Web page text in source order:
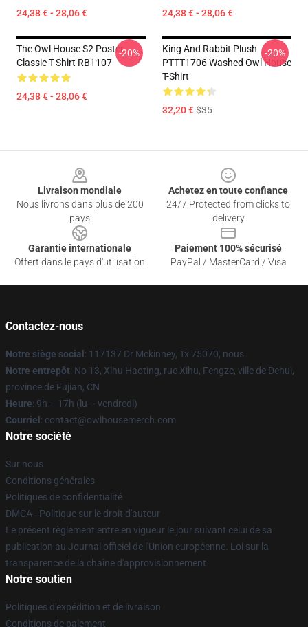
24,38 € - 28,06 € 24,38 € - 28,06 €
The Owl House S2 Poster
Classic T-Shirt RB1107
24,38 € - 28,06 €
-20%
King And Rabbit Plush
PTTT1706 Washed Owl House
T-Shirt
32,20 €$35
-20%
Livraison mondiale
Nous livrons dans plus de 200
pays
Achetez en toute confiance
24/7 Protected from clicks to
delivery
Garantie internationale
Offert dans le pays d'utilisation
Paiement 100% sécurisé
PayPal / MasterCard / Visa
Contactez-nous
Notre siège social : 117137 Dr Mckinney, Tx 75070, nous
Notre entrepôt: No 13, Xihu Haoting, rue Xihu, Fengze, ville de Dehui,
province de Fujian, CN
Heure: 9h – 17h (lu – vendredi)
Courriel : contact@owlhousemerch.com
Notre société
Sur nous
Conditions générales
Politiques de confidentialité
DMCA - Politique sur le droit d'auteur
Le présent règlement entre en vigueur le jour suivant celui de sa
publication au Journal officiel de l'Union européenne. Loi sur la
transparence de la chaîne d'approvisionnement
Notre soutien
Politiques d'expédition et de livraison
Conditions de paiement